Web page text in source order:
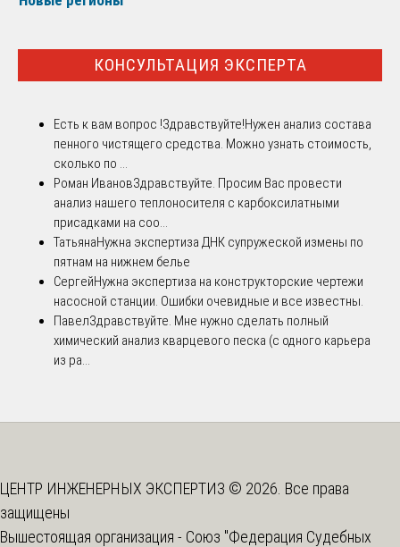
КОНСУЛЬТАЦИЯ ЭКСПЕРТА
Есть к вам вопрос !Здравствуйте!Нужен анализ состава
пенного чистящего средства. Можно узнать стоимость,
сколько по ...
Роман ИвановЗдравствуйте. Просим Вас провести
анализ нашего теплоносителя с карбоксилатными
присадками на соо...
ТатьянаНужна экспертиза ДНК супружеской измены по
пятнам на нижнем белье
СергейНужна экспертиза на конструкторские чертежи
насосной станции. Ошибки очевидные и все известны.
ПавелЗдравствуйте. Мне нужно сделать полный
химический анализ кварцевого песка (с одного карьера
из ра...
ЦЕНТР ИНЖЕНЕРНЫХ ЭКСПЕРТИЗ © 2026. Все права
защищены
Вышестоящая организация - Союз "Федерация Судебных